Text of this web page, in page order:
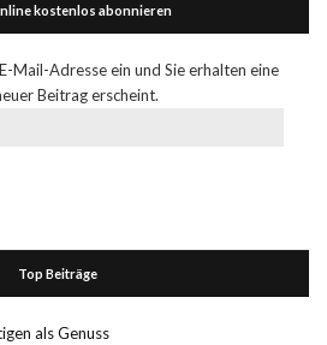
kostenlos abonnieren
Mail-Adresse ein und Sie erhalten eine
Beitrag erscheint.
Top Beiträge
als Genuss